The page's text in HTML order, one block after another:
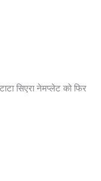
सिएरा नेमप्लेट को फिर